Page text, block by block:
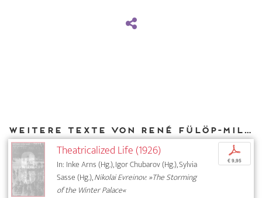
Weitere Texte von René Fülöp-Miller bei DIAPHANES
Theatricalized Life (1926)
In: Inke Arns (Hg.), Igor Chubarov (Hg.), Sylvia
Sasse (Hg.),Nikolai Evreinov: »The Storming
of the Winter Palace«
p
€ 9,95